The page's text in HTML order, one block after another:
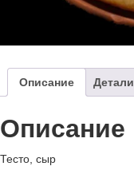
Описание Детали
Описание
Тесто, сыр